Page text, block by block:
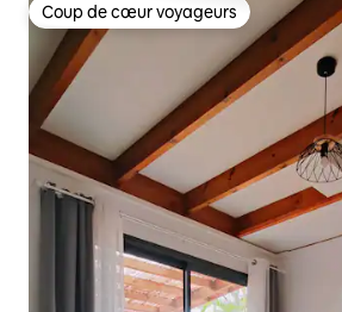
Coup de cœur voyageurs
Coup de cœur voyageurs